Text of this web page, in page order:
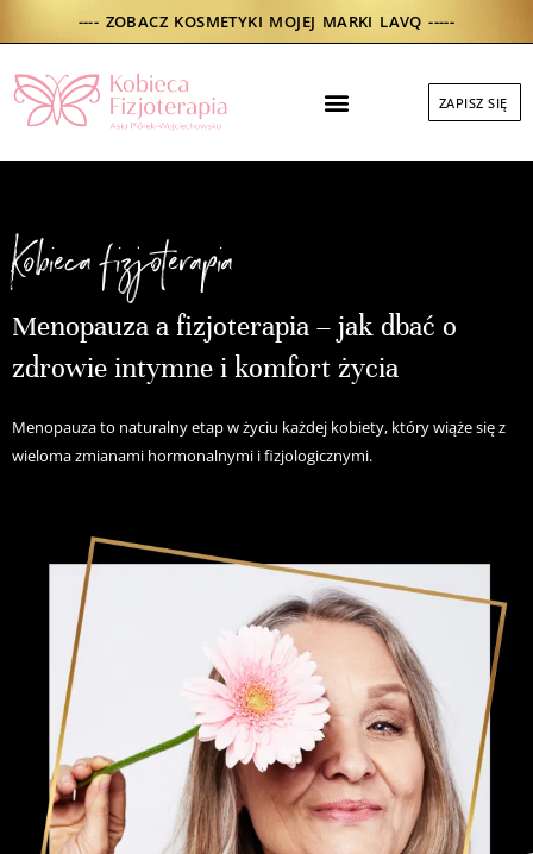
to
content
---- ZOBACZ KOSMETYKI MOJEJ MARKI LAVQ -----
Menu ZAPISZ SIĘ
Kobieca fizjoterapia
Menopauza a fizjoterapia – jak dbać o
zdrowie intymne i komfort życia
Menopauza to naturalny etap w życiu każdej kobiety, który wiąże się z
wieloma zmianami hormonalnymi i fizjologicznymi.